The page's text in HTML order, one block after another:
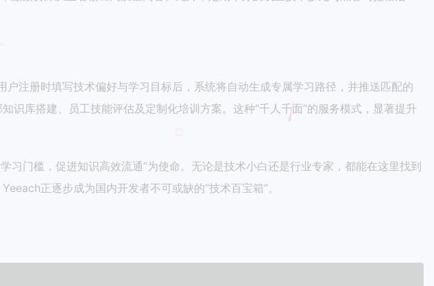
户注册时填写技术偏好与学习目标后，系统将自动生成专属学习路径，并推送匹配的
识库搭建、员工技能评估及定制化培训方案。这种“千人千面”的服务模式，显著提升
习门槛，促进知识高效流通”为使命。无论是技术小白还是行业专家，都能在这里找到
正逐步成为国内开发者不可或缺的“技术百宝箱”。